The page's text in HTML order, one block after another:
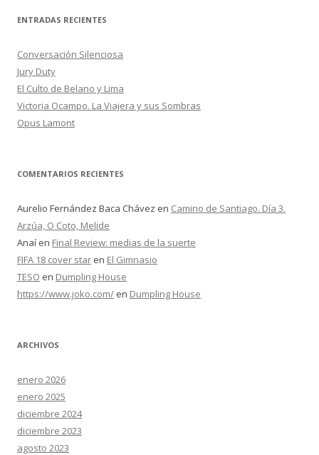
c
r
:
ENTRADAS RECIENTES
Conversación Silenciosa
Jury Duty
El Culto de Belano y Lima
Victoria Ocampo. La Viajera y sus Sombras
Opus Lamont
COMENTARIOS RECIENTES
Aurelio Fernández Baca Chávez en Camino de Santiago. Día 3.
Arzúa, O Coto, Melide
Anaí en Final Review: medias de la suerte
FIFA 18 cover star en El Gimnasio
TESO en Dumpling House
https://www.joko.com/ en Dumpling House
ARCHIVOS
enero 2026
enero 2025
diciembre 2024
diciembre 2023
agosto 2023